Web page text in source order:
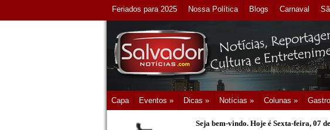
Feriados para 2025 Nossa Política Blogs Carnaval
Capa Eventos » Dicas » Notícias » Colunas »
Seja bem-vindo. Hoje é Sexta-feira, 07